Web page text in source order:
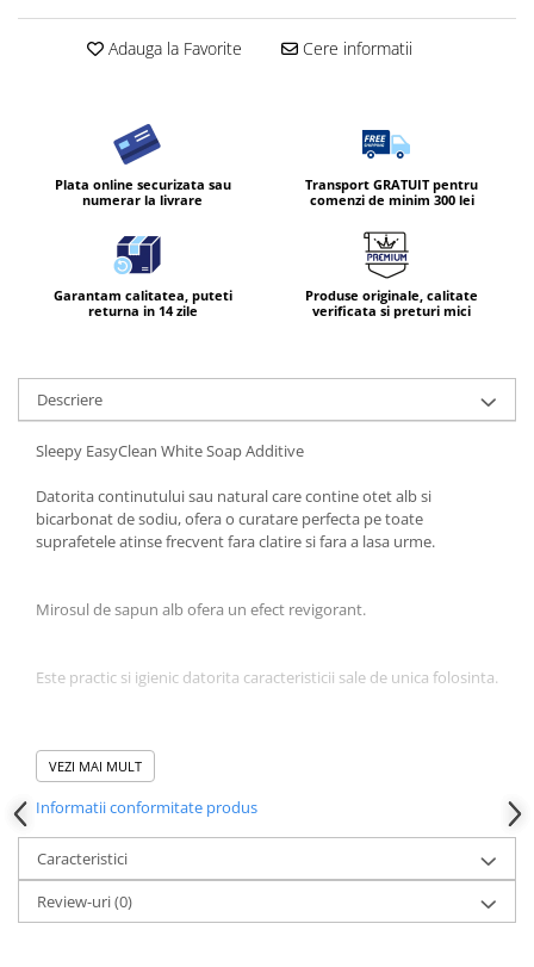
Adauga la Favorite Cere informatii
Plata online securizata sau
numerar la livrare
Transport GRATUIT pentru
comenzi de minim 300 lei
Garantam calitatea, puteti
returna in 14 zile
Produse originale, calitate
verificata si preturi mici
Descriere
Sleepy EasyClean White Soap Additive
Datorita continutului sau natural care contine otet alb si
bicarbonat de sodiu, ofera o curatare perfecta pe toate
suprafetele atinse frecvent fara clatire si fara a lasa urme.
Mirosul de sapun alb ofera un efect revigorant.
Este practic si igienic datorita caracteristicii sale de unica folosinta.
curatare perfecta cu o singura foaie.
Pentru suprafete din sticla, masa, suprafete banci, WC, chiuveta,
curatare baie, covor, curatare aparate electronice, fara clatire
necesara, practic, igienic, de unica folosinta, prosop pentru
curatarea suprafetelor.
VEZI MAI MULT
Informatii conformitate produs
Caracteristici
Review-uri(0)